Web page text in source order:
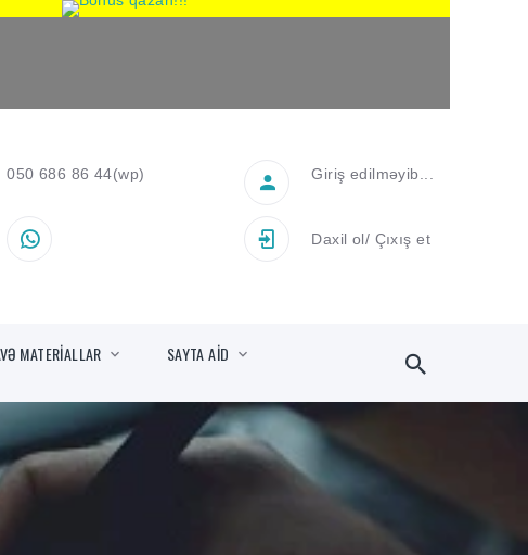
050 686 86 44(wp) Giriş edilməyib...
Daxil ol/ Çıxış et
MATERİALLAR SAYTA AİD